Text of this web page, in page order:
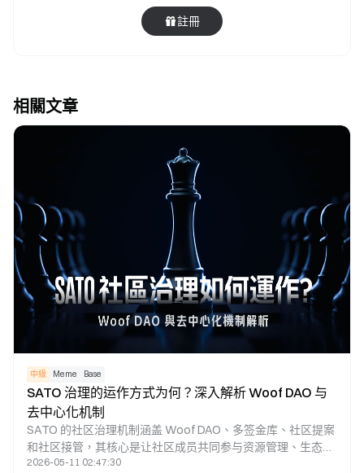
註冊
相關文章
中級 Meme Base
SATO 治理的运作方式为何？深入解析 Woof DAO 与
去中心化机制
SATO 的社区治理机制涵盖 Woof DAO、多签金库、社区提案
和社区接管，其核心是让社区成员共同参与资源管理、生态方
向和项目运营。
2026-05-11 02:47:30